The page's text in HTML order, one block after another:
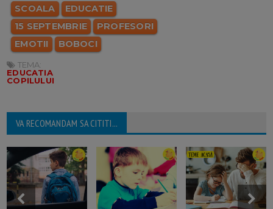
SCOALA
EDUCATIE
15 SEPTEMBRIE
PROFESORI
EMOTII
BOBOCI
TEMA:
EDUCATIA
COPILULUI
VA RECOMANDAM SA CITITI...